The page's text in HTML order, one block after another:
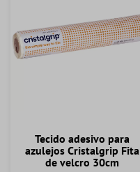
Tecido adesivo para
azulejos Cristalgrip Fita
de velcro 30cm